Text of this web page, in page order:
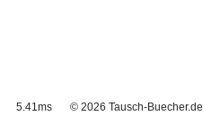
5.41ms © 2026 Tausch-Buecher.de